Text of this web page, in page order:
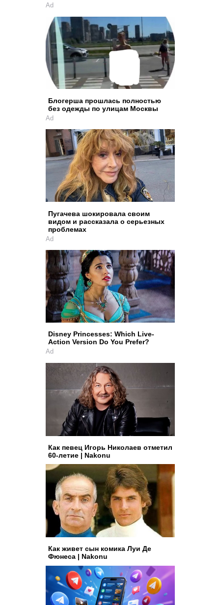
Ad
Блогерша прошлась полностью
без одежды по улицам Москвы
Ad
Пугачева шокировала своим
видом и рассказала о серьезных
проблемах
Ad
Disney Princesses: Which Live-
Action Version Do You Prefer?
Ad
Как певец Игорь Николаев отметил
60-летие | Nakonu
Как живет сын комика Луи Де
Фюнеса | Nakonu